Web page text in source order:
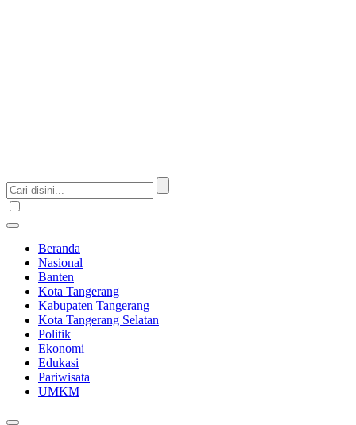
Beranda
Nasional
Banten
Kota Tangerang
Kabupaten Tangerang
Kota Tangerang Selatan
Politik
Ekonomi
Edukasi
Pariwisata
UMKM